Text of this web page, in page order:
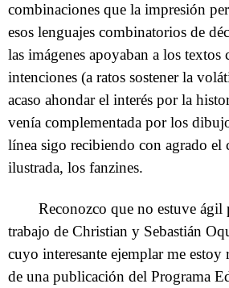
combinaciones que la impresión
esos lenguajes combinatorios de
las imágenes apoyaban a los textos
intenciones (a ratos sostener la
acaso ahondar el interés por la
venía complementada por los
línea sigo recibiendo con agrado el
ilustrada, los fanzines.
Reconozco que no estuve ágil
trabajo de Christian y Sebastián
cuyo interesante ejemplar me estoy
de una publicación del Programa